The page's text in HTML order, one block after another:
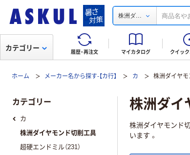
株洲ダ...
履歴・再注文 マイカタログ クイッ
カテゴリー
ホーム メーカー名から探す-【カ行】 カ 株洲ダイヤ
株洲ダイ
株洲ダイヤモンド
います 。
カテゴリー
カ
株洲ダイヤモンド切削工具
超硬エンドミル（231）